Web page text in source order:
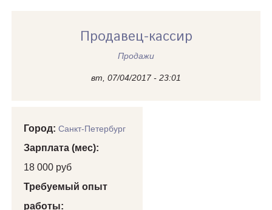
Продавец-кассир
Продажи
вт, 07/04/2017 - 23:01
Город:Санкт-Петербург
Зарплата (мес):
18 000 руб
Требуемый опыт
работы: